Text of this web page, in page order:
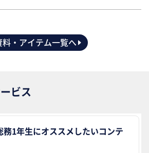
料・アイテム一覧へ
ビス
務1年生にオススメしたいコンテ